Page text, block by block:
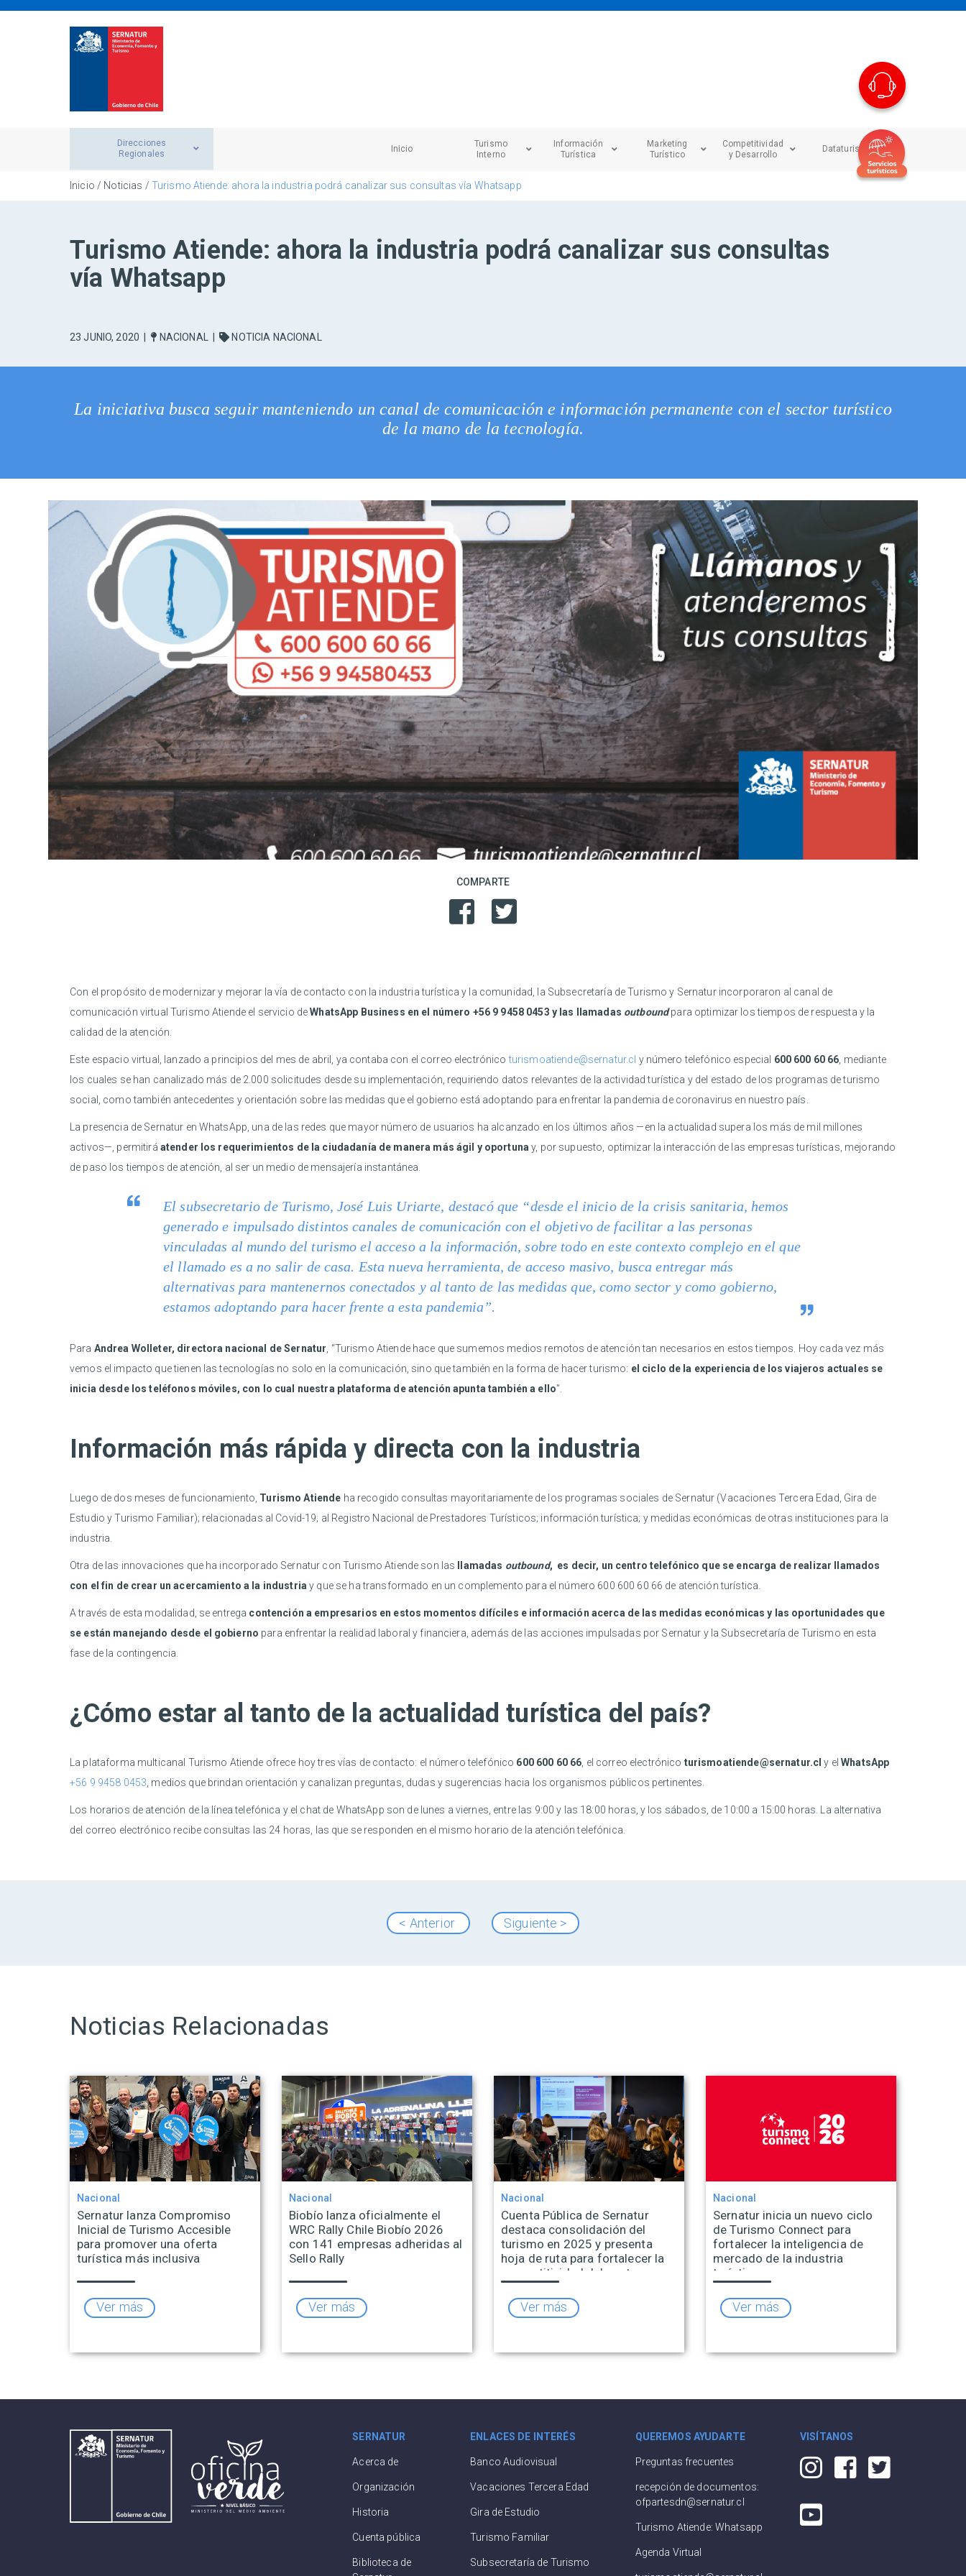
Direcciones
Regionales
Inicio
Turismo
Interno
Información
Turística
Marketing
Turístico
Competitividad
y Desarrollo
Dataturismo
Inicio / Noticias / Turismo Atiende: ahora la industria podrá canalizar sus consultas vía Whatsapp
Turismo Atiende: ahora la industria podrá canalizar sus consultas
vía Whatsapp
23 JUNIO, 2020 NACIONAL NOTICIA NACIONAL
La iniciativa busca seguir manteniendo un canal de comunicación e información permanente con el sector turístico
de la mano de la tecnología.
COMPARTE
Con el propósito de modernizar y mejorar la vía de contacto con la industria turística y la comunidad, la Subsecretaría de Turismo y Sernatur incorporaron al canal de
comunicación virtual Turismo Atiende el servicio deWhatsApp Business en el número +56 9 9458 0453 y las llamadas outbound para optimizar los tiempos de respuesta y la
calidad de la atención.
Este espacio virtual, lanzado a principios del mes de abril, ya contaba con el correo electrónicoturismoatiende@sernatur.cl y número telefónico especial 600 600 60 66 , mediante
los cuales se han canalizado más de 2.000 solicitudes desde su implementación, requiriendo datos relevantes de la actividad turística y del estado de los programas de turismo
social, como también antecedentes y orientación sobre las medidas que el gobierno está adoptando para enfrentar la pandemia de coronavirus en nuestro país.
La presencia de Sernatur en WhatsApp, una de las redes que mayor número de usuarios ha alcanzado en los últimos años —en la actualidad supera los más de mil millones
activos—, permitirá atender los requerimientos de la ciudadanía de manera más ágil y oportuna y, por supuesto, optimizar la interacción de las empresas turísticas, mejorando
de paso los tiempos de atención, al ser un medio de mensajería instantánea.
El subsecretario de Turismo, José Luis Uriarte, destacó que “desde el inicio de la crisis sanitaria, hemos
generado e impulsado distintos canales de comunicación con el objetivo de facilitar a las personas
vinculadas al mundo del turismo el acceso a la información, sobre todo en este contexto complejo en el que
el llamado es a no salir de casa. Esta nueva herramienta, de acceso masivo, busca entregar más
alternativas para mantenernos conectados y al tanto de las medidas que, como sector y como gobierno,
estamos adoptando para hacer frente a esta pandemia”.
Para Andrea Wolleter, directora nacional de Sernatur , “Turismo Atiende hace que sumemos medios remotos de atención tan necesarios en estos tiempos. Hoy cada vez más
vemos el impacto que tienen las tecnologías no solo en la comunicación, sino que también en la forma de hacer turismo: el ciclo de la experiencia de los viajeros actuales se
inicia desde los teléfonos móviles, con lo cual nuestra plataforma de atención apunta también a ello”.
Información más rápida y directa con la industria
Luego de dos meses de funcionamiento, Turismo Atiende ha recogido consultas mayoritariamente de los programas sociales de Sernatur (Vacaciones Tercera Edad, Gira de
Estudio y Turismo Familiar); relacionadas al Covid-19; al Registro Nacional de Prestadores Turísticos; información turística; y medidas económicas de otras instituciones para la
industria.
Otra de las innovaciones que ha incorporado Sernatur con Turismo Atiende son las llamadas outbound, es decir, un centro telefónico que se encarga de realizar llamados
con el fin de crear un acercamiento a la industria y que se ha transformado en un complemento para el número 600 600 60 66 de atención turística.
A través de esta modalidad, se entrega contención a empresarios en estos momentos difíciles e información acerca de las medidas económicas y las oportunidades que
se están manejando desde el gobierno para enfrentar la realidad laboral y financiera, además de las acciones impulsadas por Sernatur y la Subsecretaría de Turismo en esta
fase de la contingencia.
¿Cómo estar al tanto de la actualidad turística del país?
La plataforma multicanal Turismo Atiende ofrece hoy tres vías de contacto: el número telefónico 600 600 60 66 , el correo electrónico turismoatiende@sernatur.cl y elWhatsApp
+56 9 9458 0453 , medios que brindan orientación y canalizan preguntas, dudas y sugerencias hacia los organismos públicos pertinentes.
Los horarios de atención de la línea telefónica y el chat de WhatsApp son de lunes a viernes, entre las 9:00 y las 18:00 horas, y los sábados, de 10:00 a 15:00 horas. La alternativa
del correo electrónico recibe consultas las 24 horas, las que se responden en el mismo horario de la atención telefónica.
< Anterior Siguiente >
Noticias Relacionadas
Nacional
Sernatur lanza Compromiso
Inicial de Turismo Accesible
para promover una oferta
turística más inclusiva
Ver más
Nacional
Biobío lanza oficialmente el
WRC Rally Chile Biobío 2026
con 141 empresas adheridas al
Sello Rally
Ver más
Nacional
Cuenta Pública de Sernatur
destaca consolidación del
turismo en 2025 y presenta
hoja de ruta para fortalecer la
competitividad del sector
Ver más
Nacional
Sernatur inicia un nuevo ciclo
de Turismo Connect para
fortalecer la inteligencia de
mercado de la industria
turística
Ver más
SERNATUR
Acerca de
Organización
Historia
Cuenta pública
Biblioteca de
ENLACES DE INTERÉS
Banco Audiovisual
Vacaciones Tercera Edad
Gira de Estudio
Turismo Familiar
Subsecretaría de Turismo
QUEREMOS AYUDARTE
Preguntas frecuentes
recepción de documentos:
ofpartesdn@sernatur.cl
Turismo Atiende: Whatsapp
Agenda Virtual
VISÍTANOS